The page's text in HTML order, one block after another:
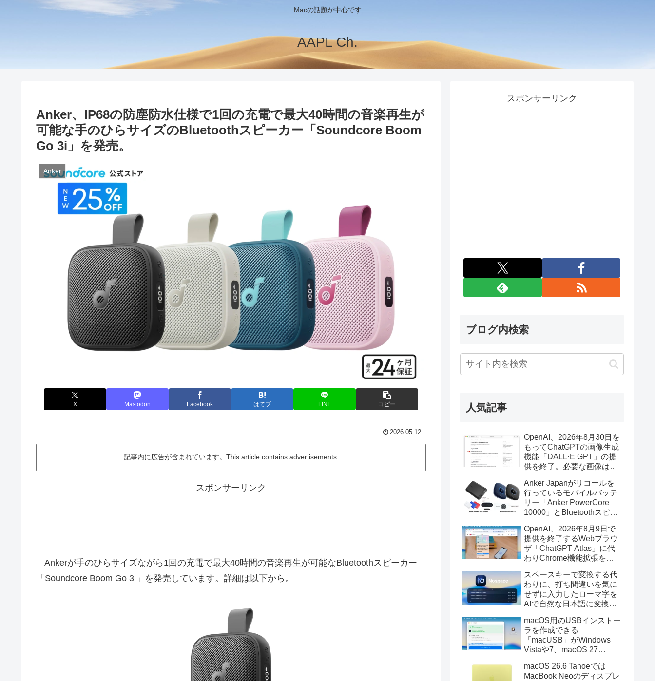
Macの話題が中心です
AAPL Ch.
Anker、IP68の防塵防水仕様で1回の充電で最大40時間の音楽再生が
可能な手のひらサイズのBluetoothスピーカー「Soundcore Boom
Go 3i」を発売。
Anker
X Mastodon Facebook はてブ LINE コピー
2026.05.12
記事内に広告が含まれています。This article contains advertisements.
スポンサーリンク
Ankerが手のひらサイズながら1回の充電で最大40時間の音楽再生が可能なBluetoothスピーカー
「Soundcore Boom Go 3i」を発売しています。詳細は以下から。
スポンサーリンク
ブログ内検索
人気記事
OpenAI、2026年8月30日を
もってChatGPTの画像生成
機能「DALL·E GPT」の提
供を終了。必要な画像は期
Anker Japanがリコールを
行っているモバイルバッテ
リー「Anker PowerCore
10000」とBluetoothスピー
辺を焼損する火災が6月に3
件発生していたそうなので
注意を。
OpenAI、2026年8月9日で
提供を終了するWebブラウ
ザ「ChatGPT Atlas」に代
わりChrome機能拡張をア
画の質問やAsk ChatGPT機
能を追加。
スペースキーで変換する代
わりに、打ち間違いを気に
せずに入力したローマ字を
AIで自然な日本語に変換し
力アプリ「Nospace」がリ
リース。
macOS用のUSBインストー
ラを作成できる
「macUSB」がWindows
Vistaや7、macOS 27
トーラの作成に対応。
macOS 26.6 Tahoeでは
MacBook Neoのディスプレ